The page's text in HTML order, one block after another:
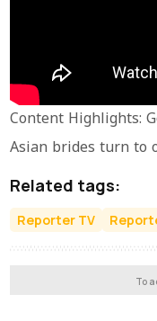
Content Highlights:
Asian brides turn to
Related tags:
Reporter TV
To